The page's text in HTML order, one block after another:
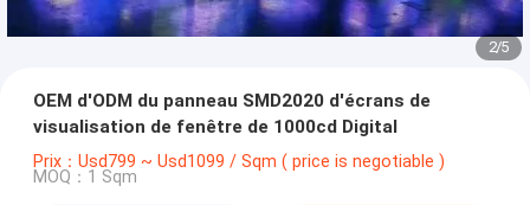
2/5
OEM d'ODM du panneau SMD2020 d'écrans de
visualisation de fenêtre de 1000cd Digital
Prix：Usd799 ~ Usd1099 / Sqm ( price is negotiable )
MOQ：1 Sqm